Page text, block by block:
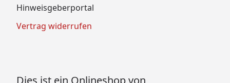
Hinweisgeberportal
Vertrag widerrufen
Dies ist ein Onlineshop von